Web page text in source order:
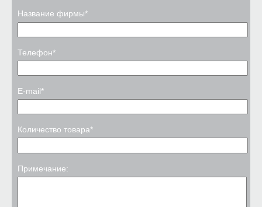
Название фирмы*
Телефон*
E-mail*
Количество товара*
Примечание: